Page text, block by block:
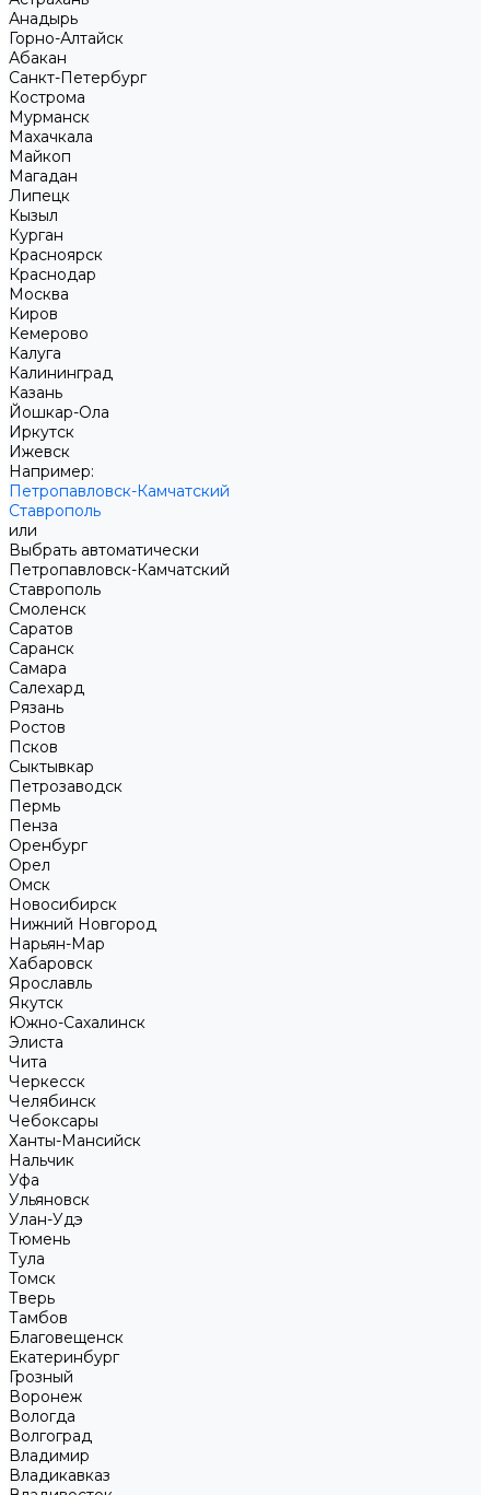
Анадырь
Горно-Алтайск
Абакан
Санкт-Петербург
Кострома
Мурманск
Махачкала
Майкоп
Магадан
Липецк
Кызыл
Курган
Красноярск
Краснодар
Москва
Киров
Кемерово
Калуга
Калининград
Казань
Йошкар-Ола
Иркутск
Ижевск
Например:
Петропавловск-Камчатский
Ставрополь
или
Выбрать автоматически
Петропавловск-Камчатский
Ставрополь
Смоленск
Саратов
Саранск
Самара
Салехард
Рязань
Ростов
Псков
Сыктывкар
Петрозаводск
Пермь
Пенза
Оренбург
Орел
Омск
Новосибирск
Нижний Новгород
Нарьян-Мар
Хабаровск
Ярославль
Якутск
Южно-Сахалинск
Элиста
Чита
Черкесск
Челябинск
Чебоксары
Ханты-Мансийск
Нальчик
Уфа
Ульяновск
Улан-Удэ
Тюмень
Тула
Томск
Тверь
Тамбов
Благовещенск
Екатеринбург
Грозный
Воронеж
Вологда
Волгоград
Владимир
Владикавказ